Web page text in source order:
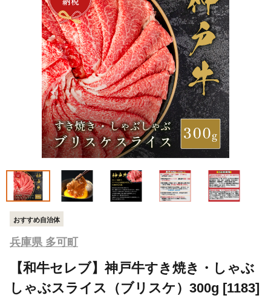
おすすめ自治体
兵庫県 多可町
【和牛セレブ】神戸牛すき焼き・しゃぶ
しゃぶスライス（ブリスケ）300g [1183]